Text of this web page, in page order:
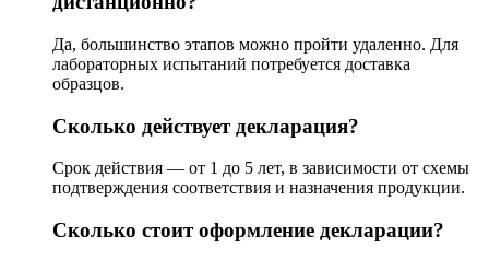
Да, большинство этапов можно пройти удаленно. Для
лабораторных испытаний потребуется доставка
образцов.
Сколько действует декларация?
Срок действия — от 1 до 5 лет, в зависимости от схемы
подтверждения соответствия и назначения продукции.
Сколько стоит оформление декларации?